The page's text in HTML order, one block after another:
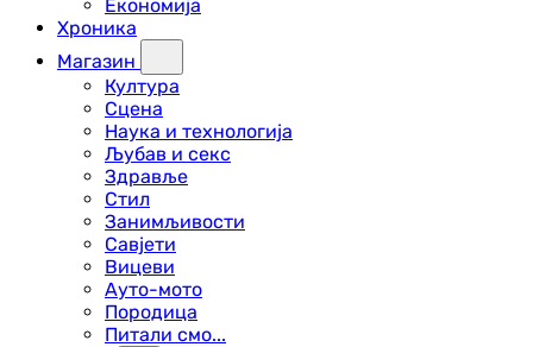
Економија
Хроника
Магазин
Култура
Сцена
Наука и технологија
Љубав и секс
Здравље
Стил
Занимљивости
Савјети
Вицеви
Ауто-мото
Породица
Питали смо...